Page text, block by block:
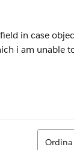
in case
i am unable
Ordina